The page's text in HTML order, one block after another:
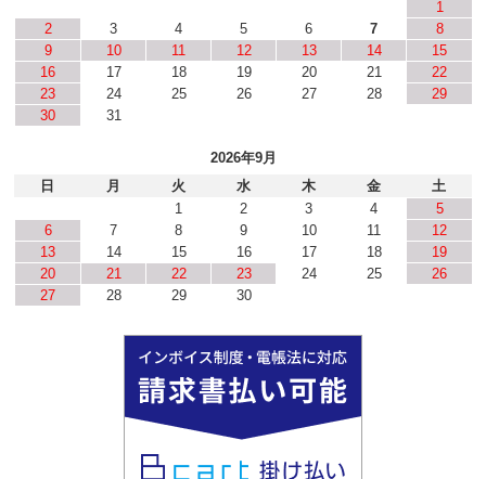
1
2
3 4 5 6 7
8
9
10 11 12 13 14
15
16
17 18 19 20 21
22
23
24 25 26 27 28
29
30
31
2026年9月
日
月 火 水 木 金
土
1
2 3 4
5
6
7 8 9 10 11
12
13
14 15 16 17 18
19
20
21 22 23 24 25
26
27
28 29 30